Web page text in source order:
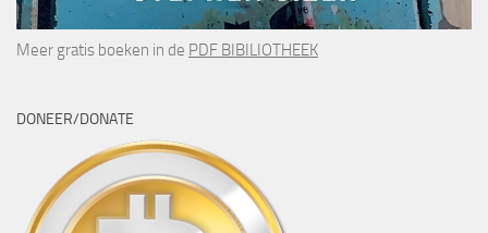
Meer gratis boeken in de PDF BIBILIOTHEEK
DONEER/DONATE